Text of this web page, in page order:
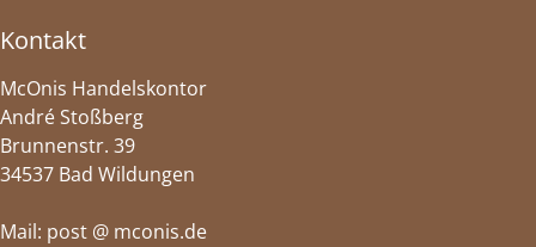
Kontakt
McOnis Handelskontor
André Stoßberg
Brunnenstr. 39
34537 Bad Wildungen
Mail: post @ mconis.de